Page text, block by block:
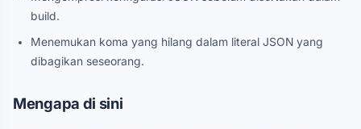
build.
Menemukan koma yang hilang dalam literal JSON yang
dibagikan seseorang.
Mengapa di sini